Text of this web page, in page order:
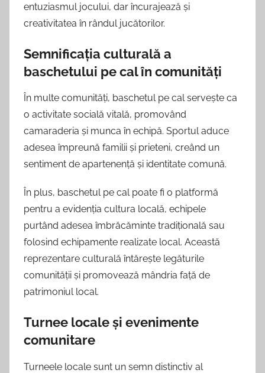
entuziasmul jocului, dar încurajează și
creativitatea în rândul jucătorilor.
Semnificația culturală a
baschetului pe cal în comunități
În multe comunități, baschetul pe cal servește ca
o activitate socială vitală, promovând
camaraderia și munca în echipă. Sportul aduce
adesea împreună familii și prieteni, creând un
sentiment de apartenență și identitate comună.
În plus, baschetul pe cal poate fi o platformă
pentru a evidenția cultura locală, echipele
purtând adesea îmbrăcăminte tradițională sau
folosind echipamente realizate local. Această
reprezentare culturală întărește legăturile
comunității și promovează mândria față de
patrimoniul local.
Turnee locale și evenimente
comunitare
Turneele locale sunt un semn distinctiv al